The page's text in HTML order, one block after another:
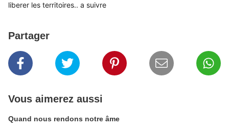
liberer les territoires.. a suivre
Partager
Vous aimerez aussi
Quand nous rendons notre âme